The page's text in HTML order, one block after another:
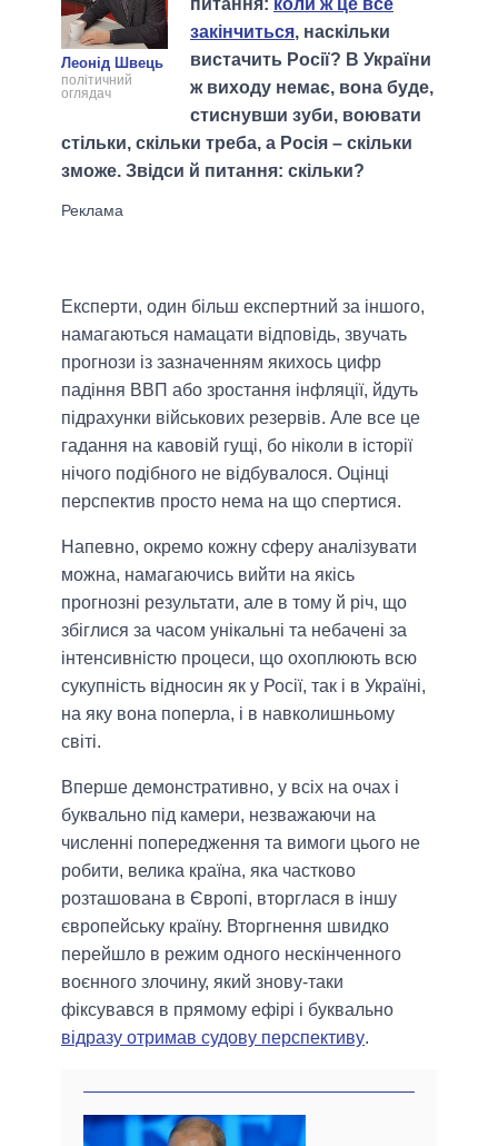
Леонід Швець
політичний
оглядач
закінчиться, наскільки
вистачить Росії? В України
ж виходу немає, вона буде,
стиснувши зуби, воювати
стільки, скільки треба, а Росія – скільки
зможе. Звідси й питання: скільки?
Експерти, один більш експертний за іншого,
намагаються намацати відповідь, звучать
прогнози із зазначенням якихось цифр
падіння ВВП або зростання інфляції, йдуть
підрахунки військових резервів. Але все це
гадання на кавовій гущі, бо ніколи в історії
нічого подібного не відбувалося. Оцінці
перспектив просто нема на що спертися.
Напевно, окремо кожну сферу аналізувати
можна, намагаючись вийти на якісь
прогнозні результати, але в тому й річ, що
збіглися за часом унікальні та небачені за
інтенсивністю процеси, що охоплюють всю
сукупність відносин як у Росії, так і в Україні,
на яку вона поперла, і в навколишньому
світі.
Вперше демонстративно, у всіх на очах і
буквально під камери, незважаючи на
численні попередження та вимоги цього не
робити, велика країна, яка частково
розташована в Європі, вторглася в іншу
європейську країну. Вторгнення швидко
перейшло в режим одного нескінченного
воєнного злочину, який знову-таки
фіксувався в прямому ефірі і буквально
відразу отримав судову перспективу.